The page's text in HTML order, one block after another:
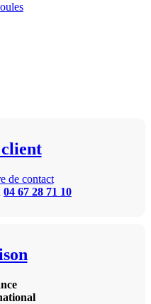
de contact
04 67 28 71 10